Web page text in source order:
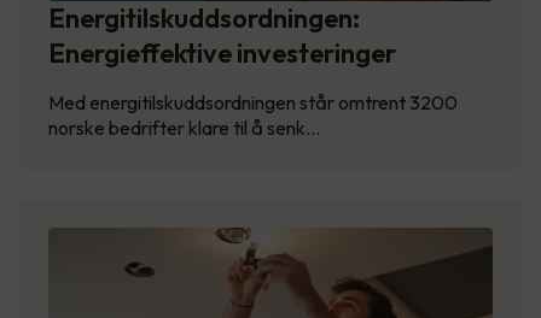
Energitilskuddsordningen:
Energieffektive investeringer
Med energitilskuddsordningen står omtrent 3200
norske bedrifter klare til å senk…